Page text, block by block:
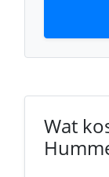
Wat